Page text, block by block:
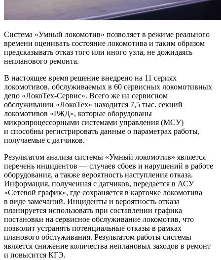
Система «Умный локомотив» позволяет в режиме реального
времени оценивать состояние локомотива и таким образом
предсказывать отказ того или иного узла, не дожидаясь
непланового ремонта.
В настоящее время решение внедрено на 11 сериях
локомотивов, обслуживаемых в 60 сервисных локомотивных
депо «ЛокоТех-Сервис». Всего же на сервисном
обслуживании «ЛокоТех» находится 7,5 тыс. секций
локомотивов «РЖД», которые оборудованы
микропроцессорными системами управления (МСУ)
и способны регистрировать данные о параметрах работы,
получаемые с датчиков.
Результатом анализа системы «Умный локомотив» является
перечень инцидентов — случаев сбоев и нарушений в работе
оборудования, а также вероятность наступления отказа.
Информация, полученная с датчиков, передается в АСУ
«Сетевой график», где сохраняется в карточке локомотива
в виде замечаний. Инциденты и вероятность отказа
планируется использовать при составлении графика
постановки на сервисное обслуживание локомотив, что
позволит устранять потенциальные отказы в рамках
планового обслуживания. Результатом работы системы
является снижение количества неплановых заходов в ремонт
и повысится КГЭ.